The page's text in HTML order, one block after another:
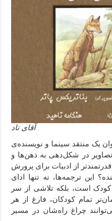
آقای تاد
یک منتقد سینما و نویسنده‌ی
در شکل‌دهی به ذهن‌ها و
از ادبیات برای پرورش
این ترجمه‌ها، نه تنها ادای
کودک است، بلکه تلاشی از سر
تمام کودکان، فارغ از هر
چراغ راه‌شان در مسیر